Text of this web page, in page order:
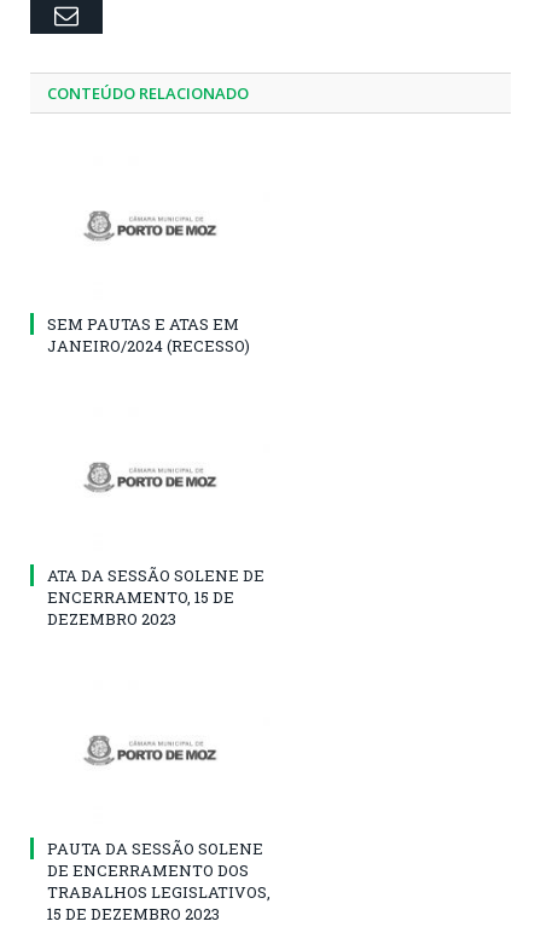
Email
CONTEÚDO RELACIONADO
SEM PAUTAS E ATAS EM
JANEIRO/2024 (RECESSO)
ATA DA SESSÃO SOLENE DE
ENCERRAMENTO, 15 DE
DEZEMBRO 2023
PAUTA DA SESSÃO SOLENE
DE ENCERRAMENTO DOS
TRABALHOS LEGISLATIVOS,
15 DE DEZEMBRO 2023